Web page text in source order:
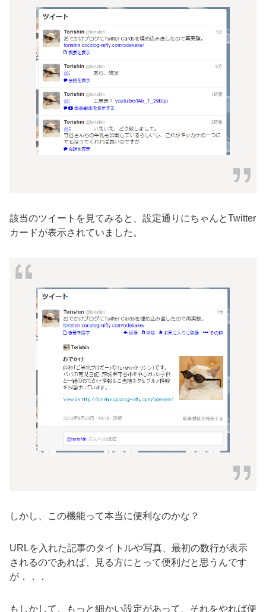
該当のツイートを見てみると、設定通りにちゃんとTwitter
カードが表示されていました。
しかし、この機能って本当に便利なのかな？
URLを入れた記事のタイトルや写真、最初の数行が表示
されるのであれば、見る方にとって便利だと思うんです
が．．．
もしかして、もっと細かい設定があって、それをやれば便